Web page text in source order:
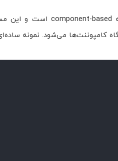
کامپوننت‌ها می‌شود. نمونه